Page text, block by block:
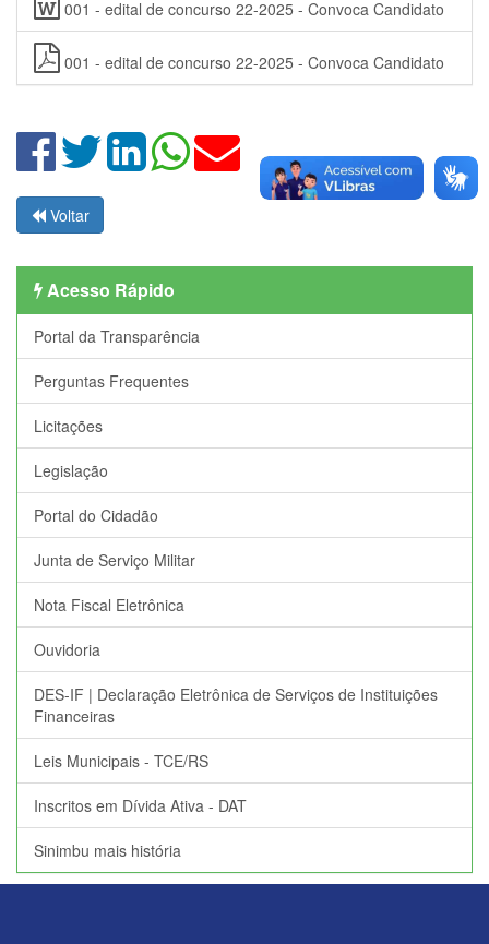
001 - edital de concurso 22-2025 - Convoca Candidato
001 - edital de concurso 22-2025 - Convoca Candidato
Voltar
Acesso Rápido
Portal da Transparência
Perguntas Frequentes
Licitações
Legislação
Portal do Cidadão
Junta de Serviço Militar
Nota Fiscal Eletrônica
Ouvidoria
DES-IF | Declaração Eletrônica de Serviços de Instituições
Financeiras
Leis Municipais - TCE/RS
Inscritos em Dívida Ativa - DAT
Sinimbu mais história